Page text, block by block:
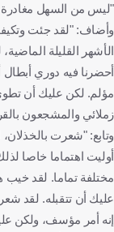
"ليس من السهل مغادرة
وأضاف: "لقد جئت
الأشهر القليلة
أحضرنا فيه دوري
مؤلم. لكن عليك أن
زملائي والمشجعون
وتابع: "شعرت
أوليت اهتماما خاصا
مختلفة تماما. لقد
عليك أن تتقبله. لقد
إنه أمر مؤسف، ولكن